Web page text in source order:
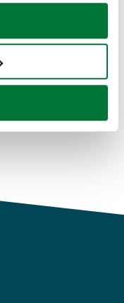
geográfica
activamente
(huellas
se procesan sus
sitio web con
publicidad y análisis